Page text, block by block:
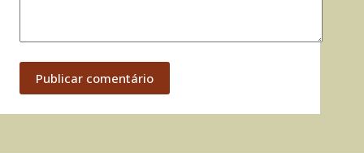
Publicar comentário